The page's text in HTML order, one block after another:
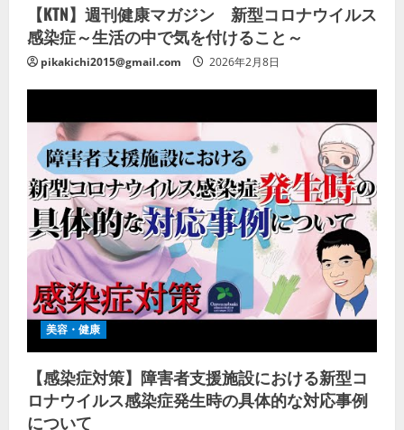
【KTN】週刊健康マガジン 新型コロナウイルス
感染症～生活の中で気を付けること～
pikakichi2015@gmail.com 2026年2月8日
美容・健康
【感染症対策】障害者支援施設における新型コ
ロナウイルス感染症発生時の具体的な対応事例
について